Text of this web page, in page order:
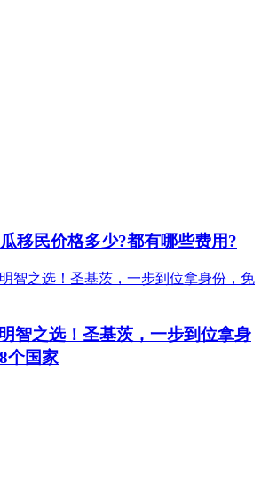
移民价格多少?都有哪些费用?
智之选！圣基茨，一步到位拿身
个国家